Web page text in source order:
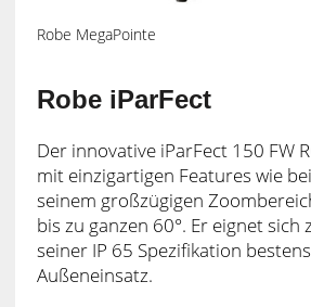
Robe MegaPointe
Robe iParFect
Der innovative iParFect 150 FW
mit einzigartigen Features wie
seinem großzügigen
bis zu ganzen 60°. Er eignet sich
seiner IP 65 Spezifikation
Außeneinsatz.